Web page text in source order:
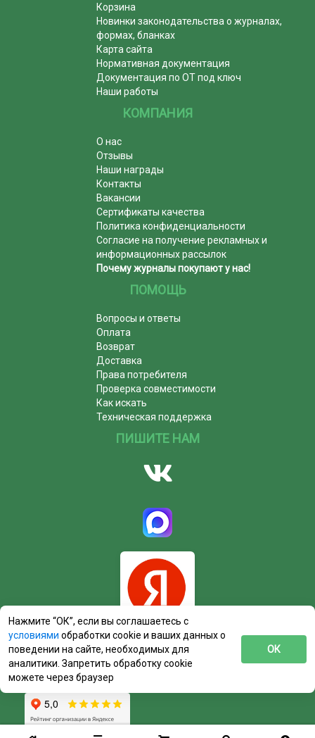
Корзина
Новинки законодательства о журналах,
формах, бланках
Карта сайта
Нормативная документация
Документация по ОТ под ключ
Наши работы
КОМПАНИЯ
О нас
Отзывы
Наши награды
Контакты
Вакансии
Сертификаты качества
Политика конфиденциальности
Согласие на получение рекламных и
информационных рассылок
Почему журналы покупают у нас!
ПОМОЩЬ
Вопросы и ответы
Оплата
Возврат
Доставка
Права потребителя
Проверка совместимости
Как искать
Техническая поддержка
ПИШИТЕ НАМ
Нажмите “ОК”, если вы соглашаетесь с
условиями обработки cookie и ваших данных о
поведении на сайте, необходимых для
аналитики. Запретить обработку cookie
можете через браузер
ОК